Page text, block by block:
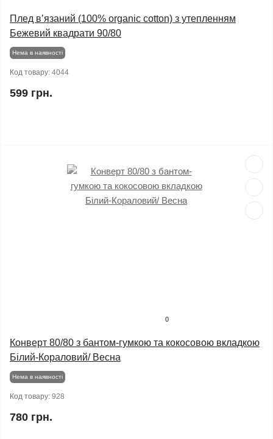
Плед вʼязаний (100% organic cotton) з утепленням
Бежевий квадрати 90/80
Нема в наявності
Код товару: 4044
599 грн.
0
Конверт 80/80 з бантом-гумкою та кокосовою вкладкою
Білий-Кораловий/ Весна
Нема в наявності
Код товару: 928
780 грн.